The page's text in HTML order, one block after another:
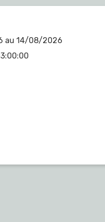
au 14/08/2026